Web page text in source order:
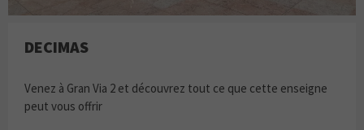
DECIMAS
Venez à Gran Via 2 et découvrez tout ce que cette enseigne
peut vous offrir